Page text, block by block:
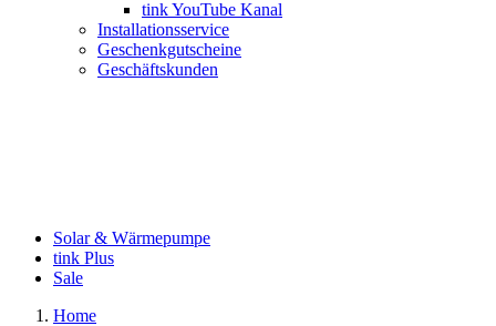
tink YouTube Kanal
Installationsservice
Geschenkgutscheine
Geschäftskunden
Solar & Wärmepumpe
tink Plus
Sale
Home